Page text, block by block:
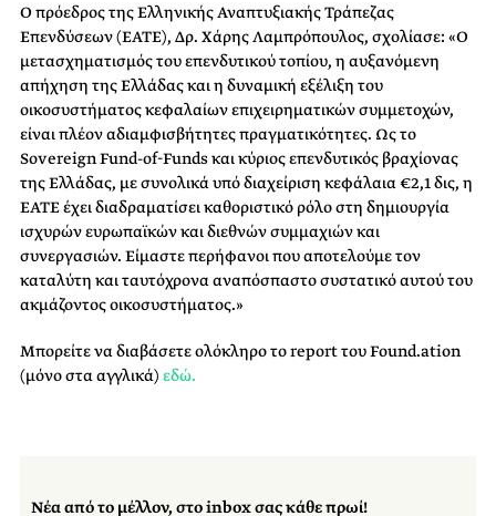
Ο πρόεδρος της Ελληνικής Αναπτυξιακής Τράπεζας
Επενδύσεων (EATE), Δρ. Χάρης Λαμπρόπουλος, σχολίασε: «Ο
μετασχηματισμός του επενδυτικού τοπίου, η αυξανόμενη
απήχηση της Ελλάδας και η δυναμική εξέλιξη του
οικοσυστήματος κεφαλαίων επιχειρηματικών συμμετοχών,
είναι πλέον αδιαμφισβήτητες πραγματικότητες. Ως το
Sovereign Fund-of-Funds και κύριος επενδυτικός βραχίονας
της Ελλάδας, με συνολικά υπό διαχείριση κεφάλαια €2,1 δις, η
ΕΑΤΕ έχει διαδραματίσει καθοριστικό ρόλο στη δημιουργία
ισχυρών ευρωπαϊκών και διεθνών συμμαχιών και
συνεργασιών. Είμαστε περήφανοι που αποτελούμε τον
καταλύτη και ταυτόχρονα αναπόσπαστο συστατικό αυτού του
ακμάζοντος οικοσυστήματος.»
Μπορείτε να διαβάσετε ολόκληρο το report του Found.ation
(μόνο στα αγγλικά) εδώ.
Νέα από το μέλλον, στο inbox σας κάθε πρωί!